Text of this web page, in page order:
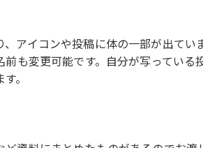
アイコンや投稿に体の一部が出てい
前も変更可能です。自分が写ってい
。